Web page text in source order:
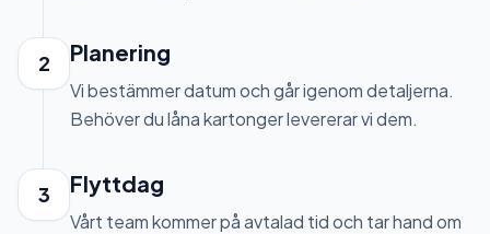
2 Planering
Vi bestämmer datum och går igenom detaljerna.
Behöver du låna kartonger levererar vi dem.
3 Flyttdag
Vårt team kommer på avtalad tid och tar hand om